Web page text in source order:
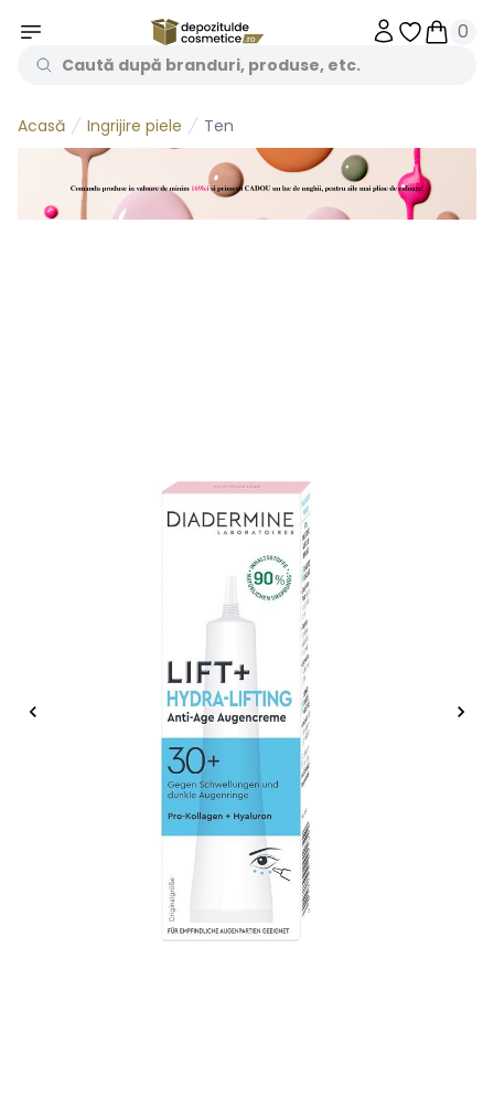
Obiecte
0
Acasă Ingrijire piele Ten